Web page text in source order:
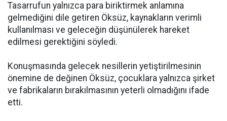
Tasarrufun yalnızca para biriktirmek anlamına
gelmediğini dile getiren Öksüz, kaynakların verimli
kullanılması ve geleceğin düşünülerek hareket
edilmesi gerektiğini söyledi.
Konuşmasında gelecek nesillerin yetiştirilmesinin
önemine de değinen Öksüz, çocuklara yalnızca şirket
ve fabrikaların bırakılmasının yeterli olmadığını ifade
etti.